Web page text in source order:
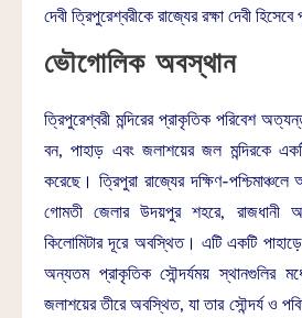
দেবী ত্রিপুরেশ্বরীকে রাজ্যের রক্ষা দেবী
ভৌগোলিক অবস্থান
ত্রিপুরেশ্বরী মন্দিরের প্রাকৃতিক পরিবেশ
বন, পাহাড় এবং জলাশয়ের জল মন্দিরকে
করেছে। ত্রিপুরা রাজ্যের দক্ষিণ-পশ্চিমাঞ্চলে
গোমতী জেলার উদয়পুর শহরে, রাজধানী
কিলোমিটার দূরে অবস্থিত। এটি একটি
অন্যতম প্রাকৃতিক সৌন্দর্যময় স্থানগুলির
জলাশয়ের তীরে অবস্থিত, যা তার সৌন্দর্য ও